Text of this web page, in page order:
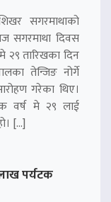
सगरमाथाको
सगरमाथा दिवस
२९ तारिखका दिन
तेन्जिङ नोर्गे
गरेका थिए।
वर्ष मे २९ लाई
[…]
पर्यटक